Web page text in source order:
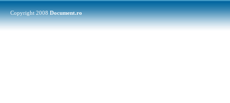
Copyright 2008Document.ro